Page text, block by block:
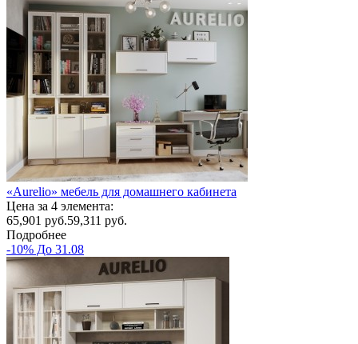
«Aurelio» мебель для домашнего кабинета
Цена за 4 элемента:
65,901 руб.59,311 руб.
Подробнее
-10% До 31.08